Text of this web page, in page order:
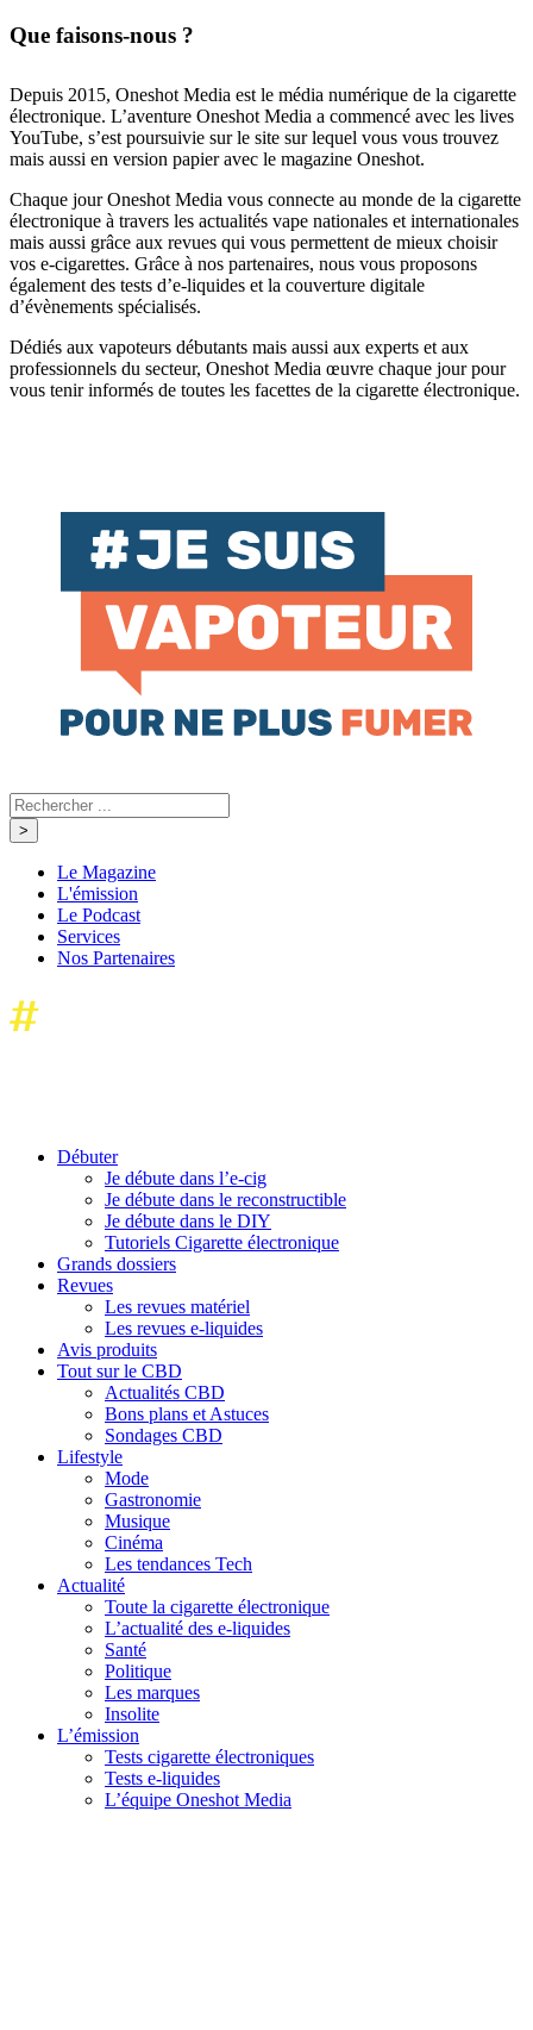
Que faisons-nous ?
Depuis 2015, Oneshot Media est le média numérique de la cigarette
électronique. L’aventure Oneshot Media a commencé avec les lives
YouTube, s’est poursuivie sur le site sur lequel vous vous trouvez
mais aussi en version papier avec le magazine Oneshot.
Chaque jour Oneshot Media vous connecte au monde de la cigarette
électronique à travers les actualités vape nationales et internationales
mais aussi grâce aux revues qui vous permettent de mieux choisir
vos e-cigarettes. Grâce à nos partenaires, nous vous proposons
également des tests d’e-liquides et la couverture digitale
d’évènements spécialisés.
Dédiés aux vapoteurs débutants mais aussi aux experts et aux
professionnels du secteur, Oneshot Media œuvre chaque jour pour
vous tenir informés de toutes les facettes de la cigarette électronique.
Le Magazine
L'émission
Le Podcast
Services
Nos Partenaires
Débuter
Je débute dans l’e-cig
Je débute dans le reconstructible
Je débute dans le DIY
Tutoriels Cigarette électronique
Grands dossiers
Revues
Les revues matériel
Les revues e-liquides
Avis produits
Tout sur le CBD
Actualités CBD
Bons plans et Astuces
Sondages CBD
Lifestyle
Mode
Gastronomie
Musique
Cinéma
Les tendances Tech
Actualité
Toute la cigarette électronique
L’actualité des e-liquides
Santé
Politique
Les marques
Insolite
L’émission
Tests cigarette électroniques
Tests e-liquides
L’équipe Oneshot Media